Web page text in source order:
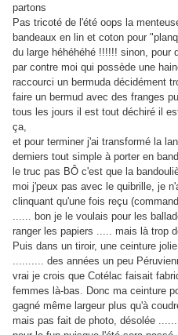
partons
Pas tricoté de l'été oops la
bandeaux en lin et coton pour
du large héhéhéhé !!!!!! sinon, pour
par contre moi qui possède une
raccourci un bermuda décidément
faire un bermud avec des franges
tous les jours il est tout déchiré il
ça,
et pour terminer j'ai transformé la
derniers tout simple à porter en
le truc pas BÔ c'est que la
moi j'peux pas avec le quibrille, je
clinquant qu'une fois reçu
...... bon je le voulais pour les
ranger les papiers ..... mais là trop
Puis dans un tiroir, une ceinture
.......... des années un peu
vrai je crois que Cotélac faisait
femmes là-bas. Donc ma ceinture
gagné même largeur plus qu'à
mais pas fait de photo, désolée